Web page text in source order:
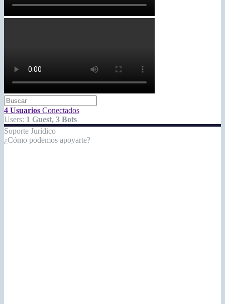
4 Usuarios Conectados
Users: 1 Guest, 3 Bots
Soporte Jurídico
¿Cómo podemos apoyarte?